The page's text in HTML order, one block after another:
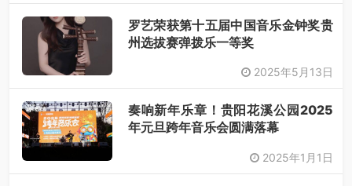
罗艺荣获第十五届中国音乐金钟奖贵
州选拔赛弹拨乐一等奖​
2025年5月13日
奏响新年乐章！贵阳花溪公园2025
年元旦跨年音乐会圆满落幕
2025年1月1日